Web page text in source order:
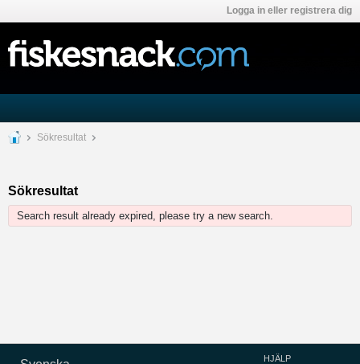
Logga in eller registrera dig
Sökresultat
Sökresultat
Search result already expired, please try a new search.
HJÄLP